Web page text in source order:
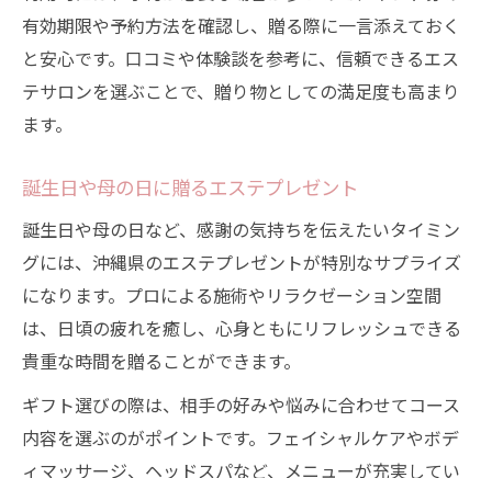
有効期限や予約方法を確認し、贈る際に一言添えておく
と安心です。口コミや体験談を参考に、信頼できるエス
テサロンを選ぶことで、贈り物としての満足度も高まり
ます。
誕生日や母の日に贈るエステプレゼント
誕生日や母の日など、感謝の気持ちを伝えたいタイミン
グには、沖縄県のエステプレゼントが特別なサプライズ
になります。プロによる施術やリラクゼーション空間
は、日頃の疲れを癒し、心身ともにリフレッシュできる
貴重な時間を贈ることができます。
ギフト選びの際は、相手の好みや悩みに合わせてコース
内容を選ぶのがポイントです。フェイシャルケアやボデ
ィマッサージ、ヘッドスパなど、メニューが充実してい